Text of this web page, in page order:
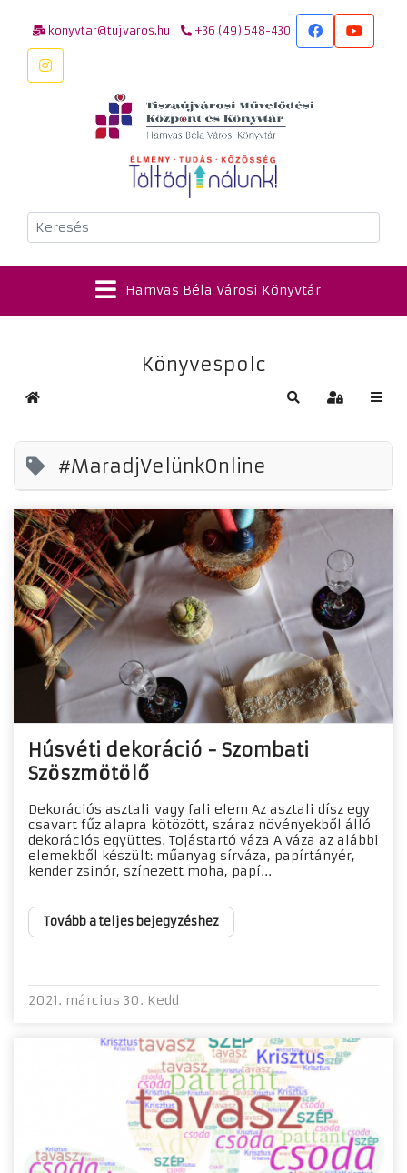
konyvtar@tujvaros.hu +36 (49) 548-430
Keresés
Hamvas Béla Városi Könyvtár
Könyvespolc
Kezdőlap Keresés
#MaradjVelünkOnline
Húsvéti dekoráció - Szombati
Szöszmötölő
Dekorációs asztali vagy fali elem Az asztali dísz egy
csavart fűz alapra kötözött, száraz növényekből álló
dekorációs együttes. Tojástartó váza A váza az alábbi
elemekből készült: műanyag sírváza, papírtányér,
kender zsinór, színezett moha, papí...
Tovább a teljes bejegyzéshez
2021. március 30. Kedd